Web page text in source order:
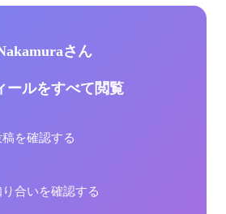
さん
ールをすべて閲覧
を確認する
合いを確認する